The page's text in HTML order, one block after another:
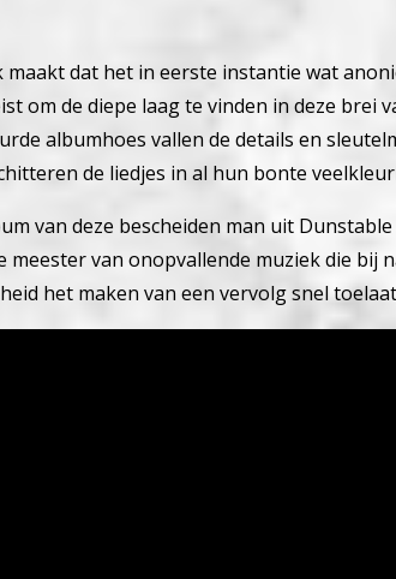
maakt dat het in eerste instantie wat
om de diepe laag te vinden in deze brei
albumhoes vallen de details en
de liedjes in al hun bonte
van deze bescheiden man uit
meester van onopvallende muziek die bij
het maken van een vervolg snel